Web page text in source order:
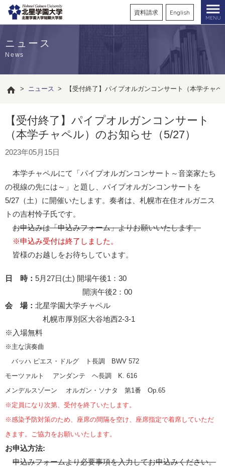
資料請求 English
MENU
ニュース
News
> ニュース > 【受付終了】パイプオルガンコンサート（本学チャ
【受付終了】パイプオルガンコンサート
（本学チャペル）のお知らせ（5/27）
2023年05月15日
本学チャペルにて「パイプオルガンコンサート～音楽家たち
の視線の先には～」と題し、パイプオルガンコンサートを
5/27（土）に開催いたします。奏者は、札幌市在住オルガニス
トの吉村怜子氏です。
お申込みは「申込みフォーム」よりお願いいたします。
※申込み受付は終了しました。
皆様のお越しをお待ちしています。
日 時： 5月27日(土) 開場午後1：30
開演午後2：00
会 場： 北星学園大学チャペル
札幌市厚別区大谷地西2-3-1
※入場無料
※主な演奏曲
バッハ ピエス・ドルグ ト長調 BWV 572
モーツァルト アンダンテ ヘ長調 K. 616
メンデルスゾーン オルガン・ソナタ 第1番 Op.65
※定員になり次第、受付を終了いたします。
※感染予防対策のため、座席の間隔を空け、座席指定で着席していただ
きます。ご協力をお願いいたします。
お申込方法:
申込みフォームより必要事項を入力してお申込みください。